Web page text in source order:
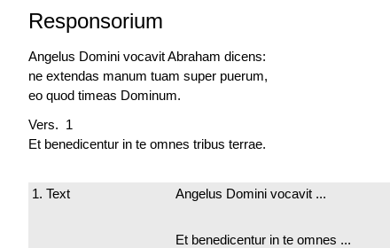
Responsorium
Angelus Domini vocavit Abraham dicens:
ne extendas manum tuam super puerum,
eo quod timeas Dominum.
Vers. 1
Et benedicentur in te omnes tribus terrae.
1. Text Angelus Domini vocavit ...
Et benedicentur in te omnes ...